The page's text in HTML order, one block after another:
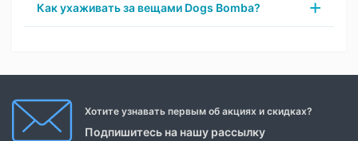
Как ухаживать за вещами Dogs Bomba?
Хотите узнавать первым об акциях и скидках?
Подпишитесь на нашу рассылку